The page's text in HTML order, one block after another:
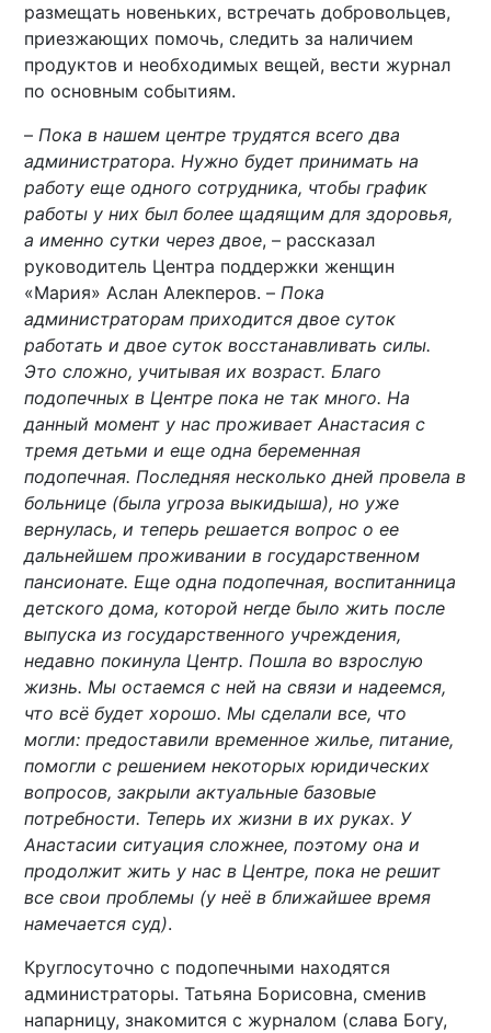
размещать новеньких, встречать добровольцев,
приезжающих помочь, следить за наличием
продуктов и необходимых вещей, вести журнал
по основным событиям.
–Пока в нашем центре трудятся всего два
администратора. Нужно будет принимать на
работу еще одного сотрудника, чтобы график
работы у них был более щадящим для здоровья,
а именно сутки через двое, – рассказал
руководитель Центра поддержки женщин
«Мария» Аслан Алекперов. –Пока
администраторам приходится двое суток
работать и двое суток восстанавливать силы.
Это сложно, учитывая их возраст. Благо
подопечных в Центре пока не так много. На
данный момент у нас проживает Анастасия с
тремя детьми и еще одна беременная
подопечная. Последняя несколько дней провела в
больнице (была угроза выкидыша), но уже
вернулась, и теперь решается вопрос о ее
дальнейшем проживании в государственном
пансионате. Еще одна подопечная, воспитанница
детского дома, которой негде было жить после
выпуска из государственного учреждения,
недавно покинула Центр. Пошла во взрослую
жизнь. Мы остаемся с ней на связи и надеемся,
что всё будет хорошо. Мы сделали все, что
могли: предоставили временное жилье, питание,
помогли с решением некоторых юридических
вопросов, закрыли актуальные базовые
потребности. Теперь их жизни в их руках. У
Анастасии ситуация сложнее, поэтому она и
продолжит жить у нас в Центре, пока не решит
все свои проблемы (у неё в ближайшее время
намечается суд).
Круглосуточно с подопечными находятся
администраторы. Татьяна Борисовна, сменив
напарницу, знакомится с журналом (слава Богу,